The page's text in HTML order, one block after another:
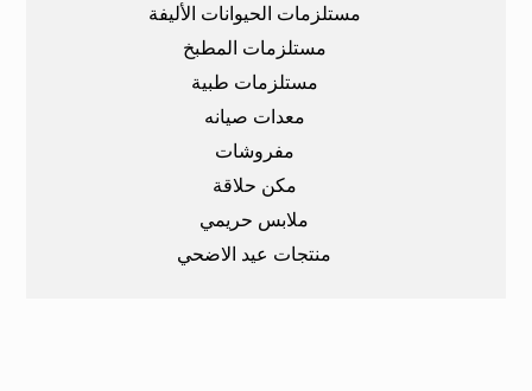
مستلزمات الحيوانات الأليفة
مستلزمات المطبخ
مستلزمات طبية
معدات صيانه
مفروشات
مكن حلاقة
ملابس حريمي
منتجات عيد الاضحي